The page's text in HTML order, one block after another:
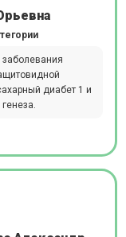
диабет 1 и